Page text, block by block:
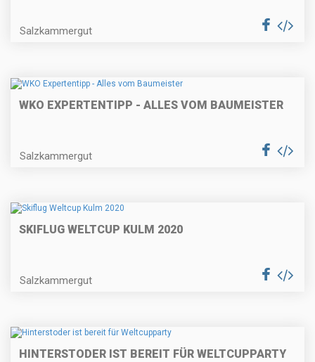
Salzkammergut
WKO EXPERTENTIPP - ALLES VOM BAUMEISTER
Salzkammergut
SKIFLUG WELTCUP KULM 2020
Salzkammergut
HINTERSTODER IST BEREIT FÜR WELTCUPPARTY